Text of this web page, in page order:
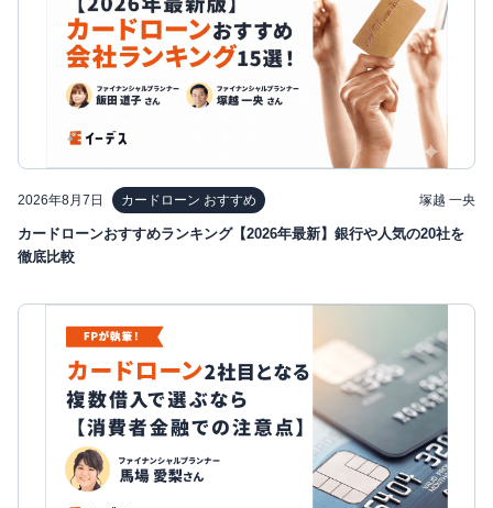
2026年8月7日 カードローン おすすめ 塚越 一央
カードローンおすすめランキング【2026年最新】銀行や人気の20社を
徹底比較